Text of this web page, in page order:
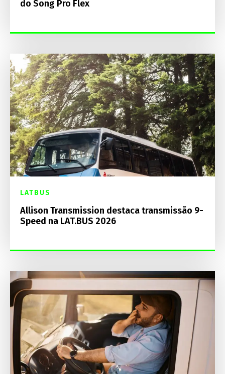
do Song Pro Flex
LATBUS
Allison Transmission destaca transmissão 9-
Speed na LAT.BUS 2026